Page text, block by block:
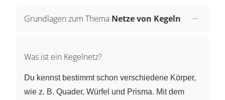
Grundlagen zum Thema Netze von Kegeln
Was ist ein Kegelnetz?
Du kennst bestimmt schon verschiedene Körper,
wie z. B. Quader, Würfel und Prisma. Mit dem